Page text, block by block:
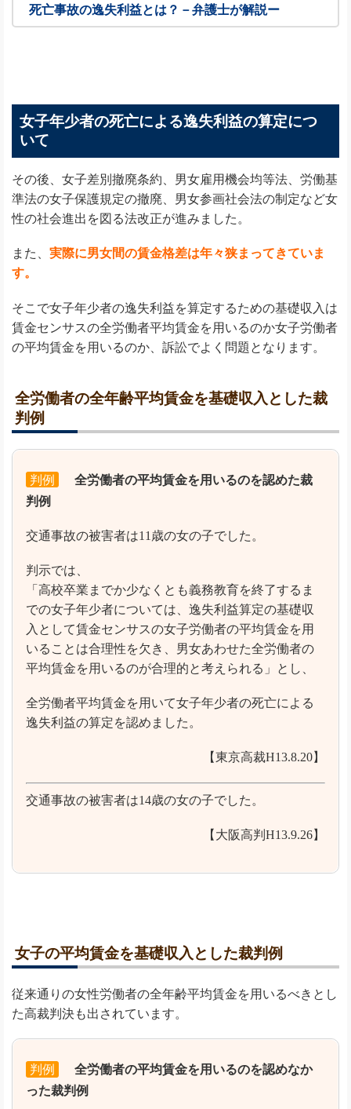
死亡事故の逸失利益とは？－弁護士が解説ー
女子年少者の死亡による逸失利益の算定につ
いて
その後、女子差別撤廃条約、男女雇用機会均等法、労働基
準法の女子保護規定の撤廃、男女参画社会法の制定など女
性の社会進出を図る法改正が進みました。
また、 実際に男女間の賃金格差は年々狭まってきていま
す。
そこで女子年少者の逸失利益を算定するための基礎収入は
賃金センサスの全労働者平均賃金を用いるのか女子労働者
の平均賃金を用いるのか、訴訟でよく問題となります。
全労働者の全年齢平均賃金を基礎収入とした裁
判例
判例
全労働者の平均賃金を用いるのを認めた裁
判例
交通事故の被害者は11歳の女の子でした。
判示では、
「高校卒業までか少なくとも義務教育を終了するま
での女子年少者については、逸失利益算定の基礎収
入として賃金センサスの女子労働者の平均賃金を用
いることは合理性を欠き、男女あわせた全労働者の
平均賃金を用いるのが合理的と考えられる」とし、
全労働者平均賃金を用いて女子年少者の死亡による
逸失利益の算定を認めました。
【東京高裁H13.8.20】
交通事故の被害者は14歳の女の子でした。
【大阪高判H13.9.26】
女子の平均賃金を基礎収入とした裁判例
従来通りの女性労働者の全年齢平均賃金を用いるべきとし
た高裁判決も出されています。
判例
全労働者の平均賃金を用いるのを認めなか
った裁判例